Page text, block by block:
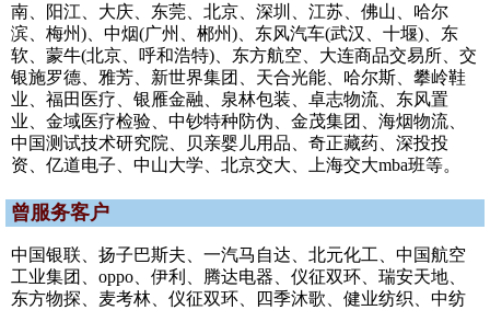
南、阳江、大庆、东莞、北京、深圳、江苏、佛山、哈尔
滨、梅州)、中烟(广州、郴州)、东风汽车(武汉、十堰)、东
软、蒙牛(北京、呼和浩特)、东方航空、大连商品交易所、交
银施罗德、雅芳、新世界集团、天合光能、哈尔斯、攀岭鞋
业、福田医疗、银雁金融、泉林包装、卓志物流、东风置
业、金域医疗检验、中钞特种防伪、金茂集团、海烟物流、
中国测试技术研究院、贝亲婴儿用品、奇正藏药、深投投
资、亿道电子、中山大学、北京交大、上海交大mba班等。
曾服务客户
中国银联、扬子巴斯夫、一汽马自达、北元化工、中国航空
工业集团、oppo、伊利、腾达电器、仪征双环、瑞安天地、
东方物探、麦考林、仪征双环、四季沐歌、健业纺织、中纺